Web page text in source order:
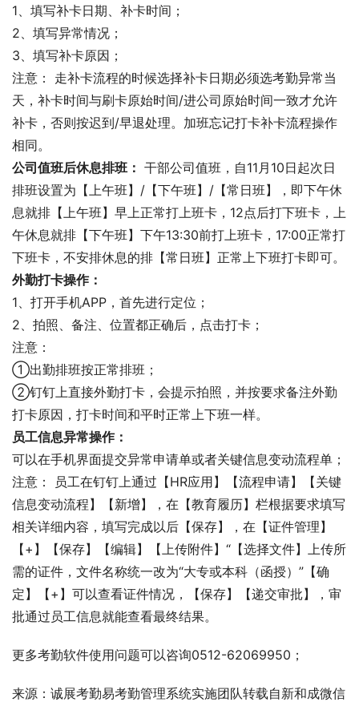
1、填写补卡日期、补卡时间；
2、填写异常情况；
3、填写补卡原因；
注意： 走补卡流程的时候选择补卡日期必须选考勤异常当
天，补卡时间与刷卡原始时间/进公司原始时间一致才允许
补卡，否则按迟到/早退处理。加班忘记打卡补卡流程操作
相同。
公司值班后休息排班： 干部公司值班，自11月10日起次日
排班设置为【上午班】/【下午班】/【常日班】，即下午休
息就排【上午班】早上正常打上班卡，12点后打下班卡，上
午休息就排【下午班】下午13:30前打上班卡，17:00正常打
下班卡，不安排休息的排【常日班】正常上下班打卡即可。
外勤打卡操作：
1、打开手机APP，首先进行定位；
2、拍照、备注、位置都正确后，点击打卡；
注意：
①出勤排班按正常排班；
②钉钉上直接外勤打卡，会提示拍照，并按要求备注外勤
打卡原因，打卡时间和平时正常上下班一样。
员工信息异常操作：
可以在手机界面提交异常申请单或者关键信息变动流程单；
注意： 员工在钉钉上通过【HR应用】【流程申请】【关键
信息变动流程】【新增】，在【教育履历】栏根据要求填写
相关详细内容，填写完成以后【保存】，在【证件管理】
【+】【保存】【编辑】【上传附件】“【选择文件】上传所
需的证件，文件名称统一改为“大专或本科（函授）”【确
定】【+】可以查看证件情况，【保存】【递交审批】，审
批通过员工信息就能查看最终结果。
更多考勤软件使用问题可以咨询0512-62069950；
来源：诚展考勤易考勤管理系统实施团队转载自新和成微信